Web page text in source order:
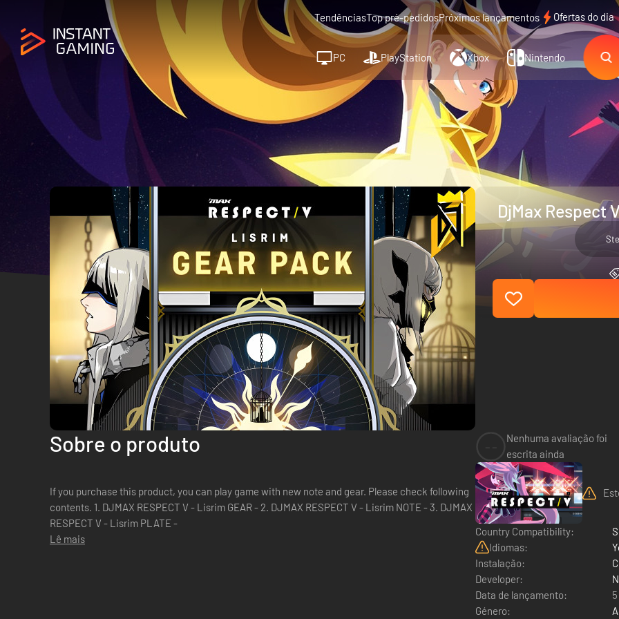
TendênciasTop pré-pedidosPróximos lançamentos Ofertas do dia
PC PlayStation Xbox Nintendo
DjMax Respect
Sobre o produto
If you purchase this product, you can play game with new note and gear. Please check following
contents. 1. DJMAX RESPECT V - Lisrim GEAR - 2. DJMAX RESPECT V - Lisrim NOTE - 3. DJMAX
RESPECT V - Lisrim PLATE -
Lê mais
Nenhuma avaliação foi
escrita ainda
Country Compatibility:
Idiomas:
Instalação:
Developer:
Data de lançamento:
Género: